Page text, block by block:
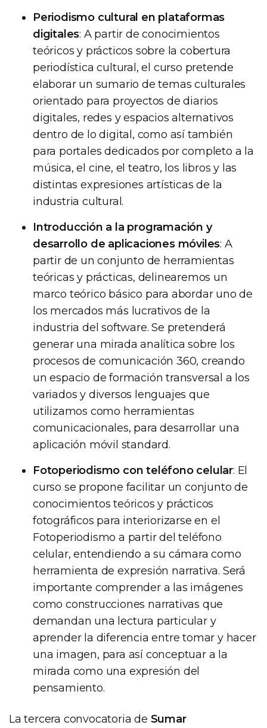
Periodismo cultural en plataformas
digitales: A partir de conocimientos
teóricos y prácticos sobre la cobertura
periodística cultural, el curso pretende
elaborar un sumario de temas culturales
orientado para proyectos de diarios
digitales, redes y espacios alternativos
dentro de lo digital, como así también
para portales dedicados por completo a la
música, el cine, el teatro, los libros y las
distintas expresiones artísticas de la
industria cultural.
Introducción a la programación y
desarrollo de aplicaciones móviles: A
partir de un conjunto de herramientas
teóricas y prácticas, delinearemos un
marco teórico básico para abordar uno de
los mercados más lucrativos de la
industria del software. Se pretenderá
generar una mirada analítica sobre los
procesos de comunicación 360, creando
un espacio de formación transversal a los
variados y diversos lenguajes que
utilizamos como herramientas
comunicacionales, para desarrollar una
aplicación móvil standard.
Fotoperiodismo con teléfono celular: El
curso se propone facilitar un conjunto de
conocimientos teóricos y prácticos
fotográficos para interiorizarse en el
Fotoperiodismo a partir del teléfono
celular, entendiendo a su cámara como
herramienta de expresión narrativa. Será
importante comprender a las imágenes
como construcciones narrativas que
demandan una lectura particular y
aprender la diferencia entre tomar y hacer
una imagen, para así conceptuar a la
mirada como una expresión del
pensamiento.
La tercera convocatoria de Sumar